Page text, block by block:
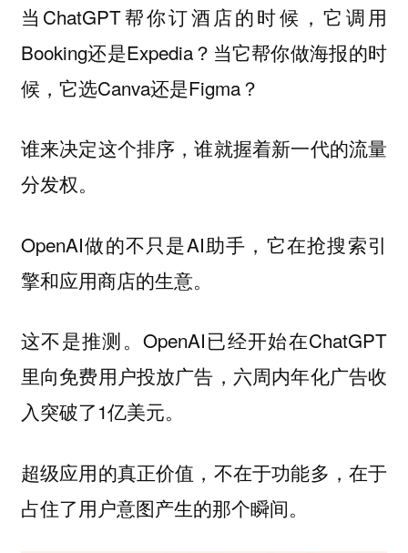
当ChatGPT帮你订酒店的时候，它调用
Booking还是Expedia？当它帮你做海报的时
候，它选Canva还是Figma？
谁来决定这个排序，谁就握着新一代的流量
分发权。
OpenAI做的不只是AI助手，它在抢搜索引
擎和应用商店的生意。
这不是推测。OpenAI已经开始在ChatGPT
里向免费用户投放广告，六周内年化广告收
入突破了1亿美元。
超级应用的真正价值，不在于功能多，在于
占住了用户意图产生的那个瞬间。